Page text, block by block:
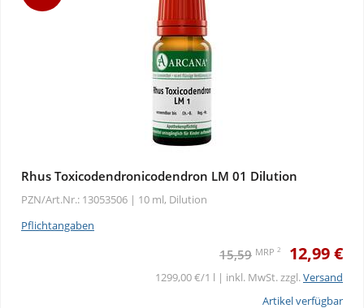
Rhus Toxicodendronicodendron LM 01 Dilution
PZN/Art.Nr.: 13053506 | 10 ml, Dilution
Pflichtangaben
15,59 MRP 2 12,99 €
1299,00 €/1 l | inkl. MwSt. zzgl.Versand
Artikel verfügbar